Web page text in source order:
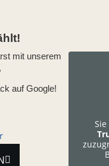
mit unserem
auf Google!